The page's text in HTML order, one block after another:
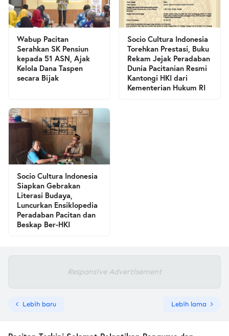
Wabup Pacitan
Serahkan SK Pensiun
kepada 51 ASN, Ajak
Kelola Dana Taspen
secara Bijak
Socio Cultura Indonesia
Torehkan Prestasi, Buku
Rekam Jejak Peradaban
Dunia Pacitanian Resmi
Kantongi HKI dari
Kementerian Hukum RI
Socio Cultura Indonesia
Siapkan Gebrakan
Literasi Budaya,
Luncurkan Ensiklopedia
Peradaban Pacitan dan
Beskap Ber-HKI
Responsive Advertisement
Lebih baru Lebih lama